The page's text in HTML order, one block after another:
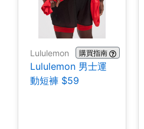
Lululemon 購買指南
Lululemon 男士運
動短褲 $59